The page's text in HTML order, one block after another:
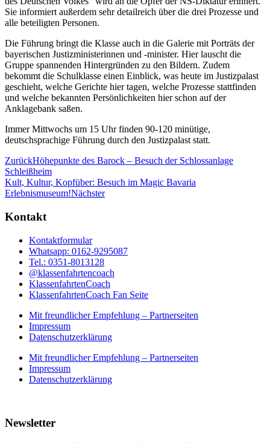
Sie informiert außerdem sehr detailreich über die drei Prozesse und
alle beteiligten Personen.
Die Führung bringt die Klasse auch in die Galerie mit Porträts der
bayerischen Justizministerinnen und -minister. Hier lauscht die
Gruppe spannenden Hintergründen zu den Bildern. Zudem
bekommt die Schulklasse einen Einblick, was heute im Justizpalast
geschieht, welche Gerichte hier tagen, welche Prozesse stattfinden
und welche bekannten Persönlichkeiten hier schon auf der
Anklagebank saßen.
Immer Mittwochs um 15 Uhr finden 90-120 minütige,
deutschsprachige Führung durch den Justizpalast statt.
ZurückHöhepunkte des Barock – Besuch der Schlossanlage
Schleißheim
Kult, Kultur, Kopfüber: Besuch im Magic Bavaria
Erlebnismuseum!Nächster
Kontakt
Kontaktformular
Whatsapp: 0162-9295087
Tel.: 0351-8013128
@klassenfahrtencoach
KlassenfahrtenCoach
KlassenfahrtenCoach Fan Seite
Mit freundlicher Empfehlung – Partnerseiten
Impressum
Datenschutzerklärung
Mit freundlicher Empfehlung – Partnerseiten
Impressum
Datenschutzerklärung
Newsletter